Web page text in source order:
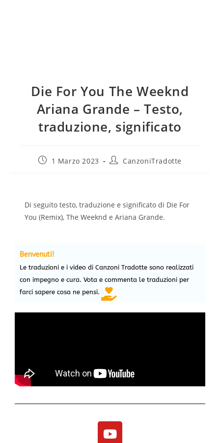
Die For You The Weeknd
Ariana Grande – Testo,
traduzione, significato
1 Marzo 2023 CanzoniTradotte
Di seguito testo, traduzione e significato di Die For
You (Remix), The Weeknd e Ariana Grande.
Benvenuti!
Le traduzioni e i video di Canzoni Tradotte sono realizzati
con impegno e cura. Vota e commenta le traduzioni per
farci sapere cosa ne pensi.